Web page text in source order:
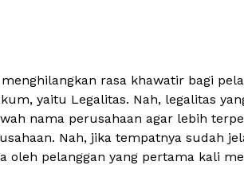
rasa khawatir bagi
yaitu Legalitas. Nah, legalitas
nama perusahaan agar lebih
Nah, jika tempatnya sudah
oleh pelanggan yang pertama kali